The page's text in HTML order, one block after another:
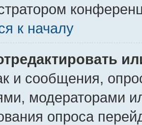
к началу
и сообщения,
модераторами
опроса